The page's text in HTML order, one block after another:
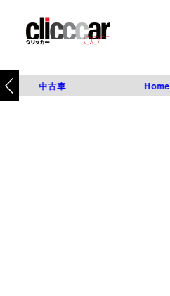
中古車 Home